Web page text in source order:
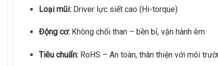
Loại mũi:Driver lực siết cao (Hi-torque)
Động cơ:Không chổi than – bền bỉ, vận hành êm
Tiêu chuẩn:RoHS – An toàn, thân thiện với môi